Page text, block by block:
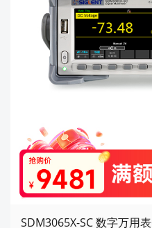
SDM3065X-SC 数字万用